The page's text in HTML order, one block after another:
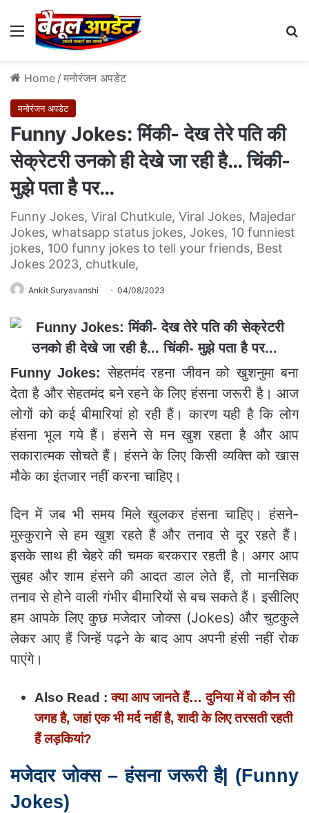
Menu
Home / मनोरंजन अपडेट
मनोरंजन अपडेट
Funny Jokes: मिंकी- देख तेरे पति की
सेक्रेटरी उनको ही देखे जा रही है… चिंकी-
मुझे पता है पर…
Funny Jokes, Viral Chutkule, Viral Jokes, Majedar
Jokes, whatsapp status jokes, Jokes, 10 funniest
jokes, 100 funny jokes to tell your friends, Best
Jokes 2023, chutkule,
Ankit Suryavanshi 04/08/2023
Funny Jokes:सेहतमंद रहना जीवन को खुशनुमा बना
देता है और सेहतमंद बने रहने के लिए हंसना जरूरी है। आज
लोगों को कई बीमारियां हो रही हैं। कारण यही है कि लोग
हंसना भूल गये हैं। हंसने से मन खुश रहता है और आप
सकारात्मक सोचते हैं। हंसने के लिए किसी व्यक्ति को खास
मौके का इंतजार नहीं करना चाहिए।
दिन में जब भी समय मिले खुलकर हंसना चाहिए। हंसने-
मुस्कुराने से हम खुश रहते हैं और तनाव से दूर रहते हैं।
इसके साथ ही चेहरे की चमक बरकरार रहती है। अगर आप
सुबह और शाम हंसने की आदत डाल लेते हैं, तो मानसिक
तनाव से होने वाली गंभीर बीमारियों से बच सकते हैं। इसीलिए
हम आपके लिए कुछ मजेदार जोक्स (Jokes) और चुटकुले
लेकर आए हैं जिन्हें पढ़ने के बाद आप अपनी हंसी नहीं रोक
पाएंगे।
Also Read :क्‍या आप जानते हैं… दुनिया में वो कौन सी
जगह है, जहां एक भी मर्द नहीं है, शादी के लिए तरसती रहती
हैं लड़कियां?
मजेदार जोक्स – हंसना जरूरी है| (Funny
Jokes)